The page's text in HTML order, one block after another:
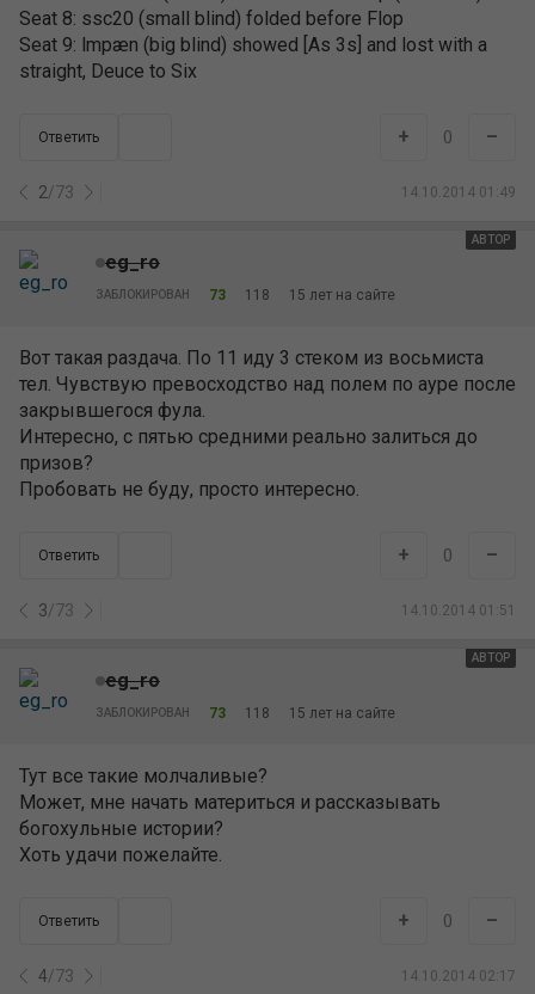
Seat 8: ssc20 (small blind) folded before Flop
Seat 9: lmpæn (big blind) showed [As 3s] and lost with a
straight, Deuce to Six
Ответить
2/73 14.10.2014 01:49
+ 0 –
АВТОР
eg_ro
ЗАБЛОКИРОВАН 73 118 15 лет на сайте
Вот такая раздача. По 11 иду 3 стеком из восьмиста
тел. Чувствую превосходство над полем по ауре после
закрывшегося фула.
Интересно, с пятью средними реально залиться до
призов?
Пробовать не буду, просто интересно.
Ответить
3/73 14.10.2014 01:51
+ 0 –
АВТОР
eg_ro
ЗАБЛОКИРОВАН 73 118 15 лет на сайте
Тут все такие молчаливые?
Может, мне начать материться и рассказывать
богохульные истории?
Хоть удачи пожелайте.
Ответить
4/73 14.10.2014 02:17
+ 0 –